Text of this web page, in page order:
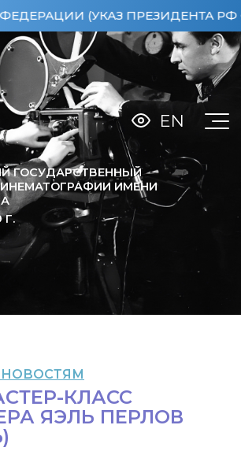
(УКАЗ ПРЕЗИДЕНТА РФ ОТ
ГОСУДАРСТВЕННЫЙ
ИМЕНИ
Г.
EN
НОВОСТЯМ
КЛАСС
ЯЭЛЬ ПЕРЛОВ